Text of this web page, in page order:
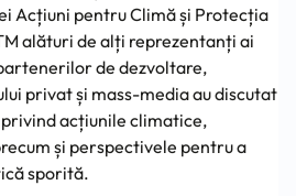
Acțiuni pentru Climă și Protecția
alături de alți reprezentanți ai
de dezvoltare,
privat și mass-media au discutat
acțiunile climatice,
și perspectivele pentru a
sporită.